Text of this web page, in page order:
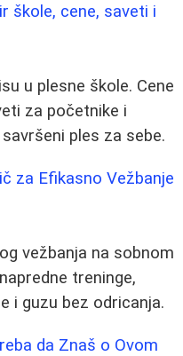
škole, cene, saveti i
u plesne škole. Cene
za početnike i
ples za sebe.
za Efikasno Vežbanje
vežbanja na sobnom
treninge,
i guzu bez odricanja.
da Znaš o Ovom